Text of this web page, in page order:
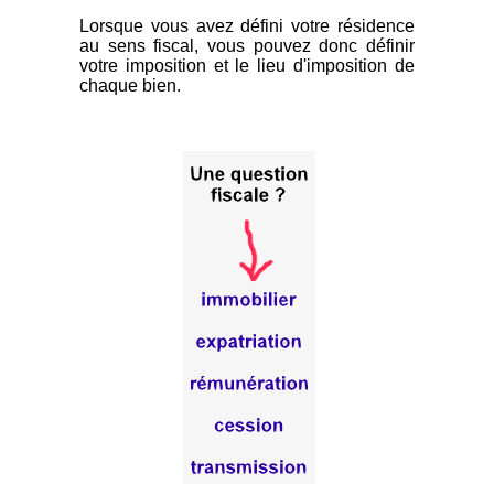
Lorsque vous avez défini votre résidence
au sens fiscal, vous pouvez donc définir
votre imposition et le lieu d'imposition de
chaque bien.